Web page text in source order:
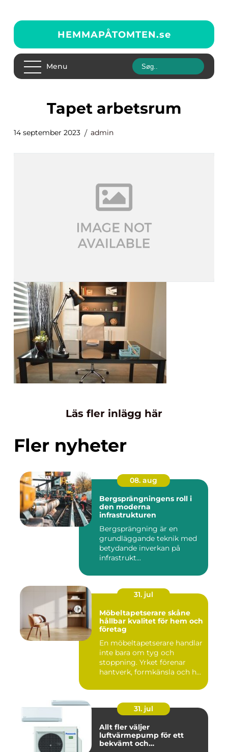
HEMMAPÅTOMTEN.se
Menu
tapet arbetsrum
14 september 2023 admin
Läs fler inlägg här
Fler nyheter
08. aug
Bergsprängningens roll i
den moderna
infrastrukturen
Bergsprängning är en
grundläggande teknik med
betydande inverkan på
infrastrukt...
31. jul
Möbeltapetserare skåne
hållbar kvalitet för hem och
företag
En möbeltapetserare handlar
inte bara om tyg och
stoppning. Yrket förenar
hantverk, formkänsla och h...
31. jul
Allt fler väljer
luftvärmepump för ett
bekvämt och